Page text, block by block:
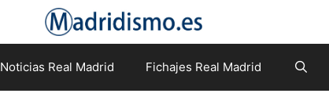
Noticias Real Madrid Fichajes Real Madrid